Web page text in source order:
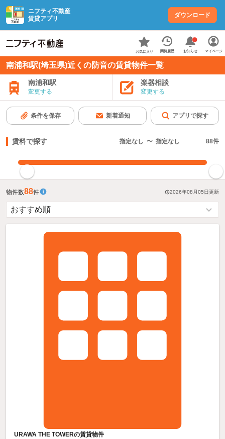
ニフティ不動産
賃貸アプリ
ダウンロード
お気に入り 閲覧履歴 お知らせ マイページ
南浦和駅(埼玉県)近くの防音の賃貸物件一覧
南浦和駅
変更する
楽器相談
変更する
条件を保存 新着通知 アプリで探す
賃料で探す 指定なし 〜 指定なし 88件
物件数88件 2026年08月05日更新
URAWA THE TOWERの賃貸物件